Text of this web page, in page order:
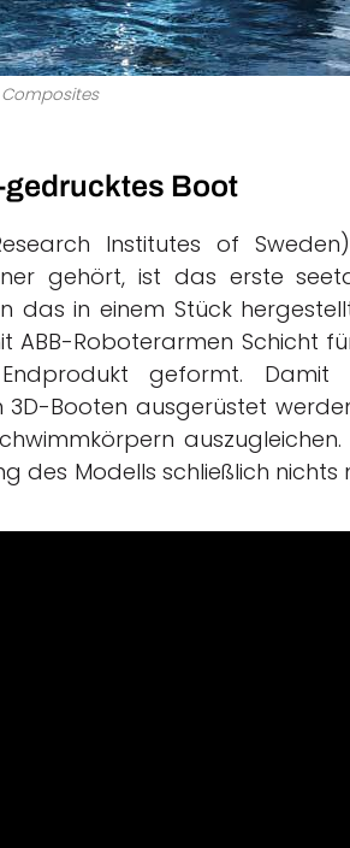
Composites
gedrucktes Boot
Institutes of
gehört, ist das erste
das in einem Stück
ABB-Roboterarmen Schicht
geformt. Damit
Booten ausgerüstet
auszugleichen.
des Modells schließlich nichts